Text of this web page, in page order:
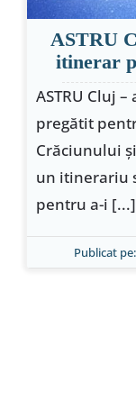
ASTRU
itinerar
ASTRU Cluj
pregătit
Crăciunului
un itinerariu
pentru a-i [...]
Publicat